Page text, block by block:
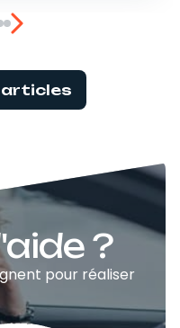
articles
?
pour réaliser